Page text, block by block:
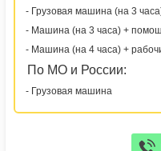
- Грузовая машина (на 3
- Машина (на 3 часа) +
- Машина (на 4 часа) +
По МО и России:
- Грузовая машина